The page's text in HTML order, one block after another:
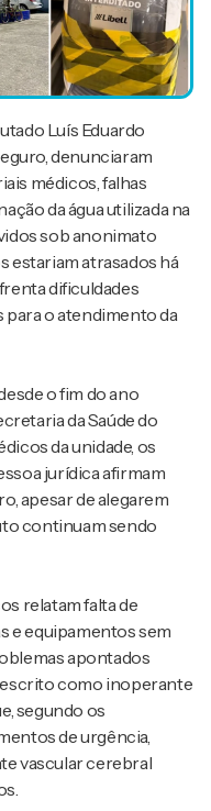
Luís Eduardo
denunciaram
médicos, falhas
da água utilizada na
sob anonimato
estariam atrasados há
dificuldades
o atendimento da
o fim do ano
da Saúde do
da unidade, os
jurídica afirmam
apesar de alegarem
continuam sendo
relatam falta de
e equipamentos sem
apontados
como inoperante
segundo os
de urgência,
vascular cerebral